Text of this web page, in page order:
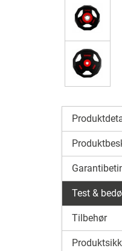
Test &
Tilbehør